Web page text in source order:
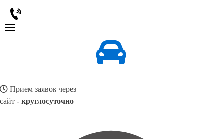
Прием заявок через
сайт - круглосуточно